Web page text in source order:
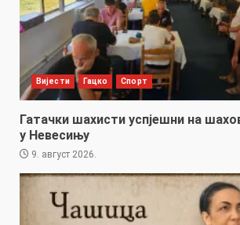
Вијести Гацко Спорт
Гатачки шахисти успјешни на
у Невесињу
9. август 2026.